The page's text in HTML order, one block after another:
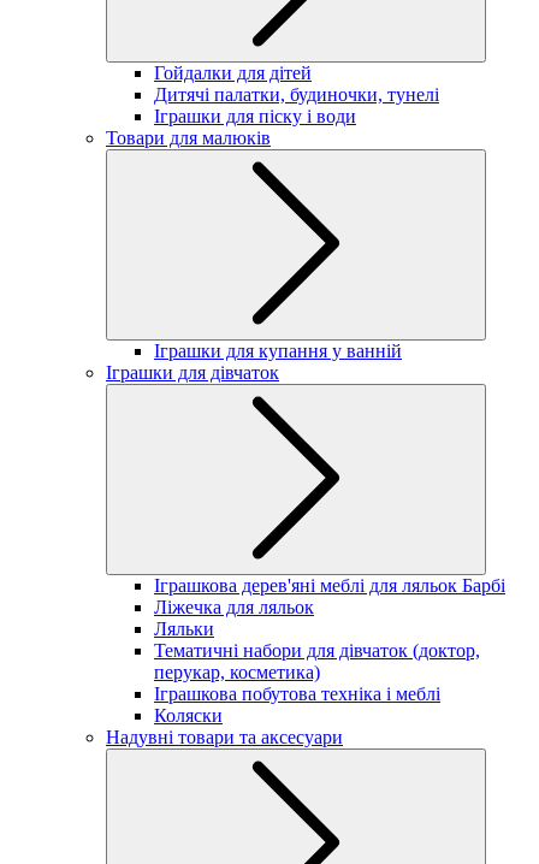
Гойдалки для дітей
Дитячі палатки, будиночки, тунелі
Іграшки для піску і води
Товари для малюків
Іграшки для купання у ванній
Іграшки для дівчаток
Іграшкова дерев'яні меблі для ляльок Барбі
Ліжечка для ляльок
Ляльки
Тематичні набори для дівчаток (доктор,
перукар, косметика)
Іграшкова побутова техніка і меблі
Коляски
Надувні товари та аксесуари